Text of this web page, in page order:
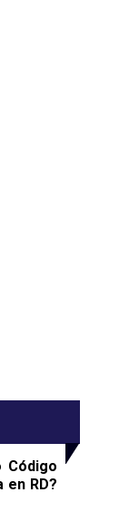
Código
RD?